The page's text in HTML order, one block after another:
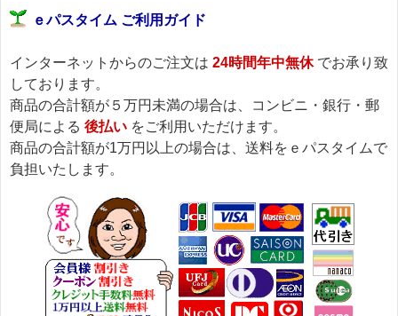
ｅパスタイム ご利用ガイド
インターネットからのご注文は 24時間年中無休でお承り致
しております。
商品の合計額が５万円未満の場合は、コンビニ・銀行・郵
便局による 後払い をご利用いただけます。
商品の合計額が1万円以上の場合は、送料をｅパスタイムで
負担いたします。